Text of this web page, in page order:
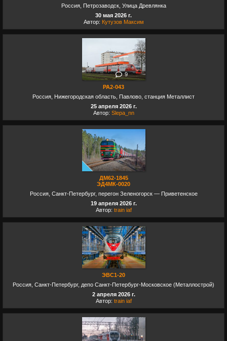
Россия, Петрозаводск, Улица Древлянка
30 мая 2026 г.
Автор: Кутузов Максим
9
РА2-043
Россия, Нижегородская область, Павлово, станция Металлист
25 апреля 2026 г.
Автор: Slepa_nn
ДМ62-1845
ЭД4МК-0020
Россия, Санкт-Петербург, перегон Зеленогорск — Приветенское
19 апреля 2026 г.
Автор: train iaf
ЭВС1-20
Россия, Санкт-Петербург, депо Санкт-Петербург-Московское (Металлострой)
2 апреля 2026 г.
Автор: train iaf